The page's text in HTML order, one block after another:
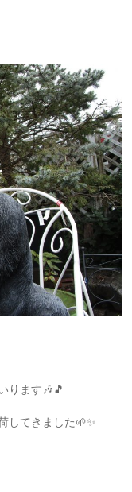
ります🎶🎵
してきました🌱✨